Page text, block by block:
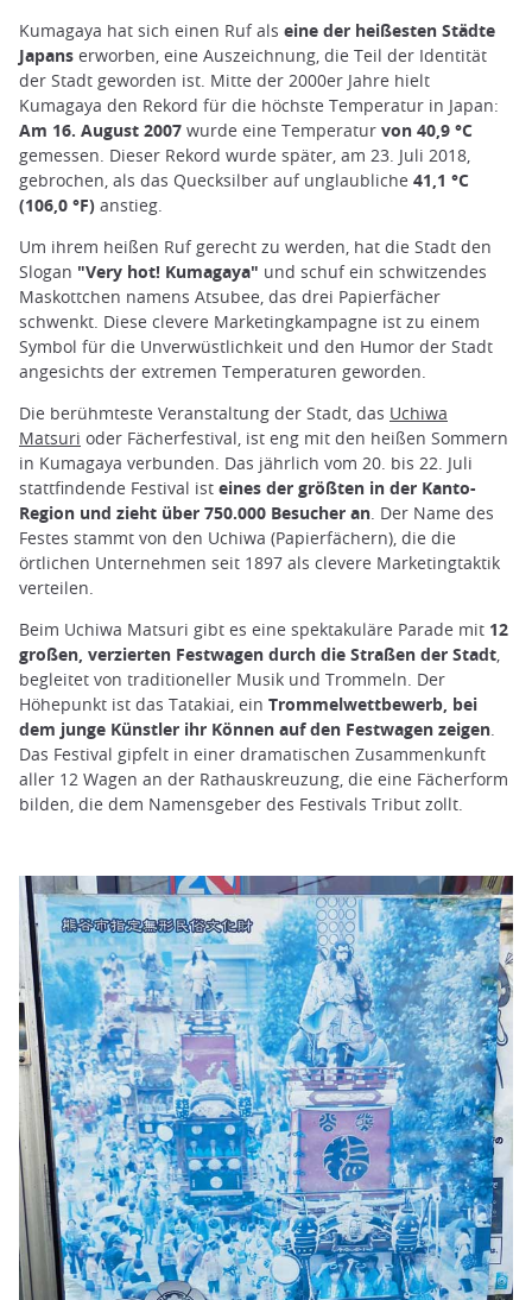
Kumagaya hat sich einen Ruf als eine der heißesten Städte
Japans erworben, eine Auszeichnung, die Teil der Identität
der Stadt geworden ist. Mitte der 2000er Jahre hielt
Kumagaya den Rekord für die höchste Temperatur in Japan:
Am 16. August 2007 wurde eine Temperatur von 40,9 °C
gemessen. Dieser Rekord wurde später, am 23. Juli 2018,
gebrochen, als das Quecksilber auf unglaubliche 41,1 °C
(106,0 °F) anstieg.
Um ihrem heißen Ruf gerecht zu werden, hat die Stadt den
Slogan "Very hot! Kumagaya" und schuf ein schwitzendes
Maskottchen namens Atsubee, das drei Papierfächer
schwenkt. Diese clevere Marketingkampagne ist zu einem
Symbol für die Unverwüstlichkeit und den Humor der Stadt
angesichts der extremen Temperaturen geworden.
Die berühmteste Veranstaltung der Stadt, das Uchiwa
Matsuri oder Fächerfestival, ist eng mit den heißen Sommern
in Kumagaya verbunden. Das jährlich vom 20. bis 22. Juli
stattfindende Festival ist eines der größten in der Kanto-
Region und zieht über 750.000 Besucher an. Der Name des
Festes stammt von den Uchiwa (Papierfächern), die die
örtlichen Unternehmen seit 1897 als clevere Marketingtaktik
verteilen.
Beim Uchiwa Matsuri gibt es eine spektakuläre Parade mit 12
großen, verzierten Festwagen durch die Straßen der Stadt,
begleitet von traditioneller Musik und Trommeln. Der
Höhepunkt ist das Tatakiai, ein Trommelwettbewerb, bei
dem junge Künstler ihr Können auf den Festwagen zeigen.
Das Festival gipfelt in einer dramatischen Zusammenkunft
aller 12 Wagen an der Rathauskreuzung, die eine Fächerform
bilden, die dem Namensgeber des Festivals Tribut zollt.